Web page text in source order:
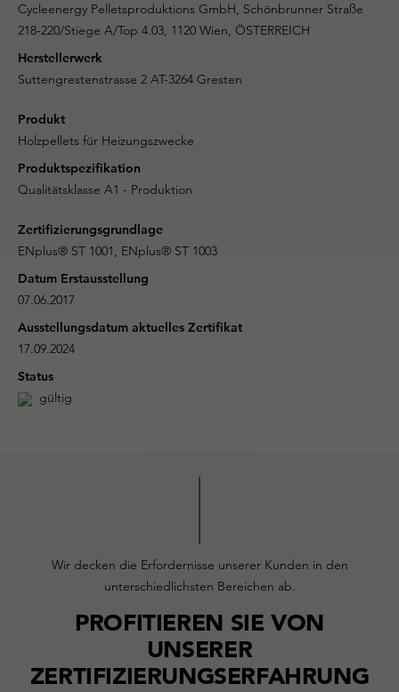
Cycleenergy Pelletsproduktions GmbH, Schönbrunner Straße
218-220/Stiege A/Top 4.03, 1120 Wien, ÖSTERREICH
Herstellerwerk
Suttengrestenstrasse 2 AT-3264 Gresten
Produkt
Holzpellets für Heizungszwecke
Produktspezifikation
Qualitätsklasse A1 - Produktion
Zertifizierungsgrundlage
ENplus® ST 1001, ENplus® ST 1003
Datum Erstausstellung
07.06.2017
Ausstellungsdatum aktuelles Zertifikat
17.09.2024
Status
gültig
Wir decken die Erfordernisse unserer Kunden in den
unterschiedlichsten Bereichen ab.
PROFITIEREN SIE VON
UNSERER
ZERTIFIZIERUNGSERFAHRUNG